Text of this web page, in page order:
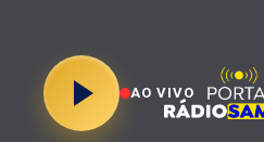
AO VIVO